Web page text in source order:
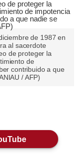
de 1987 en
al sacerdote
de proteger la
de
contribuido a que
/ AFP)